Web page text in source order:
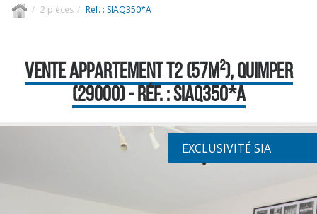
2 pièces Ref. : SIAQ350*A
VENTE APPARTEMENT T2 (57M²), QUIMPER
(29000) - RÉF. : SIAQ350*A
EXCLUSIVITÉ SIA